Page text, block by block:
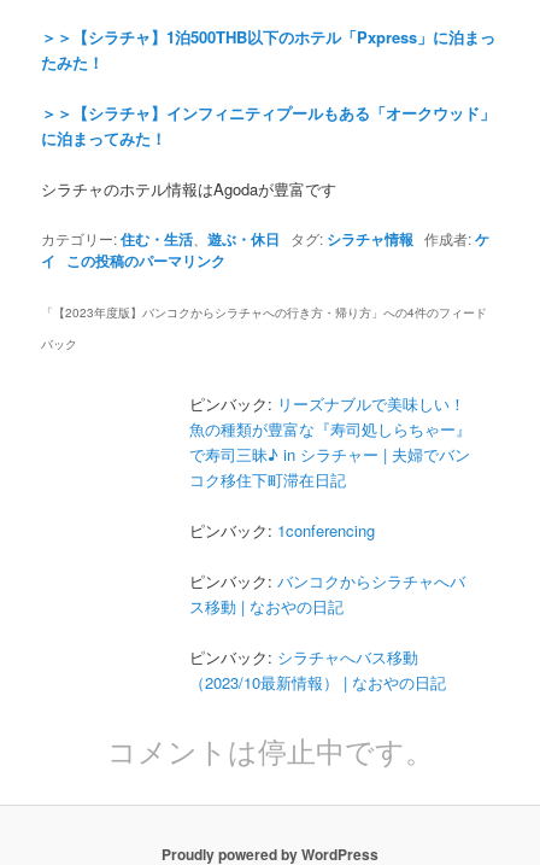
＞＞【シラチャ】1泊500THB以下のホテル「Pxpress」に泊まっ
たみた！
＞＞【シラチャ】インフィニティプールもある「オークウッド」
に泊まってみた！
シラチャのホテル情報はAgodaが豊富です
カテゴリー:住む・生活 、遊ぶ・休日 タグ: シラチャ情報 作成者:ケ
イ
この投稿のパーマリンク
「 【2023年度版】バンコクからシラチャへの行き方・帰り方 」への4件のフィード
バック
ピンバック: リーズナブルで美味しい！
魚の種類が豊富な『寿司処しらちゃー』
で寿司三昧♪ in シラチャー | 夫婦でバン
コク移住下町滞在日記
ピンバック: 1conferencing
ピンバック:バンコクからシラチャへバ
ス移動 | なおやの日記
ピンバック: シラチャへバス移動
（2023/10最新情報） | なおやの日記
コメントは停止中です。
Proudly powered by WordPress